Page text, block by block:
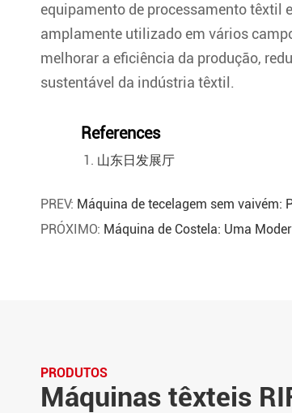
equipamento de processamento têxtil
amplamente utilizado em vários
melhorar a eficiência da produção,
sustentável da indústria têxtil.
References
山东日发展厅
PREV: Máquina de tecelagem sem vaivém:
PRÓXIMO: Máquina de Costela: Uma
PRODUTOS
Máquinas têxteis